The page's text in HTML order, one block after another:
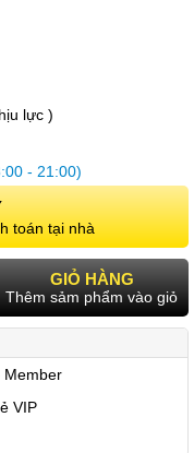
lực )
- 21:00)
toán tại nhà
GIỎ HÀNG
Thêm sảm phẩm vào giỏ
Member
VIP